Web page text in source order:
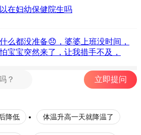
在妇幼保健院生吗
么都没准备😞，婆婆上班没时间，
宝宝突然来了，让我措手不及，
立即提问
降低 体温升高一天就降温了